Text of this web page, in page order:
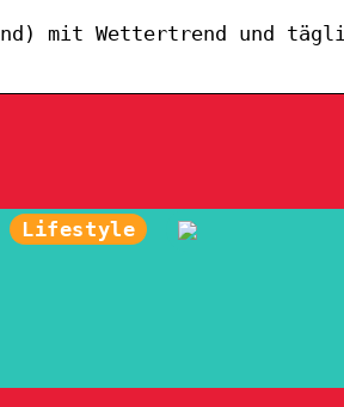
mit Wettertrend und
Lifestyle